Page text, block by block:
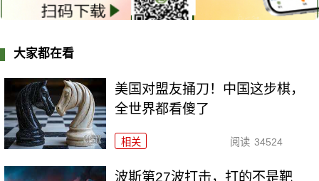
大家都在看
美国对盟友捅刀！中国这步棋，
全世界都看傻了
相关 阅读 34524
波斯第27波打击，打的不是靶